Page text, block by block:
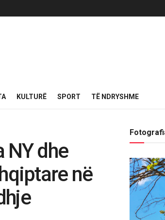
KULTURË SPORT TË NDRYSHME
NY dhe
në